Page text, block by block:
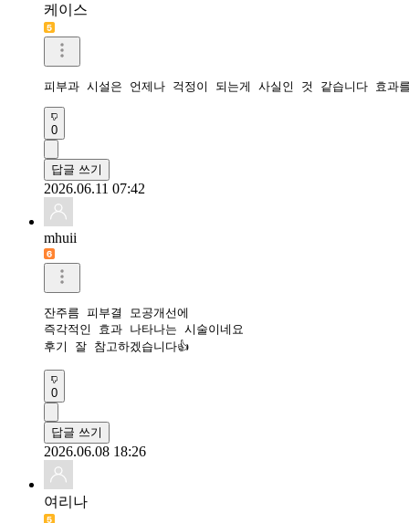
케이스
피부과 시설은 언제나 걱정이 되는게 사실인 것 같습니다 효과
0
답글 쓰기
2026.06.11 07:42
mhuii
잔주름 피부결 모공개선에
즉각적인 효과 나타나는 시술이네요
0
답글 쓰기
2026.06.08 18:26
여리나